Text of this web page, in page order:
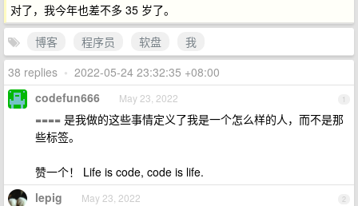
对了，我今年也差不多 35 岁了。
博客
程序员 软盘
我
38 replies • 2022-05-24 23:32:35 +08:00
1
codefun666 May 23, 2022
==== 是我做的这些事情定义了我是一个怎么样的人，而不是那
些标签。
赞一个！ Life is code, code is life.
2
lepig May 23, 2022